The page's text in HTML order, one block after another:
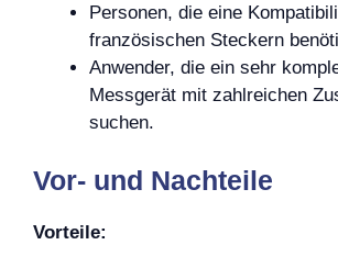
Personen, die eine
französischen Steckern
Anwender, die ein sehr
Messgerät mit zahlreichen
suchen.
Vor- und Nachteile
Vorteile: